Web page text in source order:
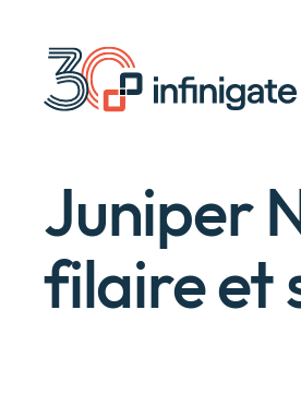
contenu
Juniper
filaire et